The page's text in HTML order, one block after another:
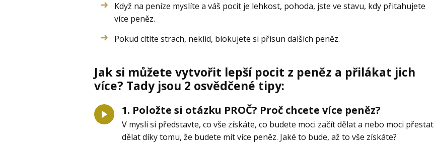
Když na peníze myslíte a váš pocit je lehkost, pohoda, jste ve stavu, kdy přitahujete
více peněz.
Pokud cítíte strach, neklid, blokujete si přísun dalších peněz.
Jak si můžete vytvořit lepší pocit z peněz a přilákat jich
více? Tady jsou 2 osvědčené tipy:
1. Položte si otázku PROČ? Proč chcete více peněz?
V mysli si představte, co vše získáte, co budete moci začít dělat a nebo moci přestat
dělat díky tomu, že budete mít více peněz. Jaké to bude, až to vše získáte?